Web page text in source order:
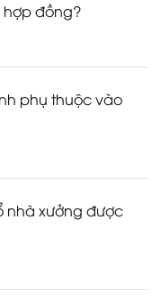
hợp đồng?
phụ thuộc vào
nhà xưởng được